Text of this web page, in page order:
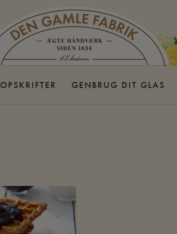
OPSKRIFTER GENBRUG DIT GLAS